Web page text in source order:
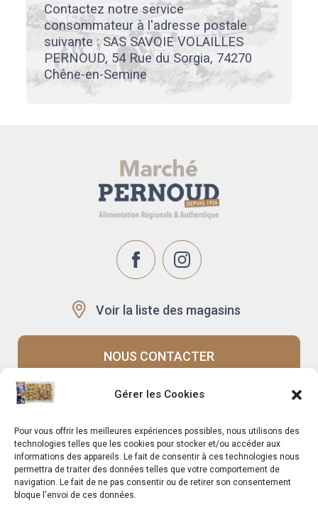
Gérer les Cookies
Pour vous offrir les meilleures expériences possibles, nous utilisons des
technologies telles que les cookies pour stocker et/ou accéder aux
informations des appareils. Le fait de consentir à ces technologies nous
permettra de traiter des données telles que votre comportement de
navigation. Le fait de ne pas consentir ou de retirer son consentement
bloque l'envoi de ces données.
Contactez notre service
consommateur à l'adresse postale
suivante : SAS SAVOIE VOLAILLES
PERNOUD, 54 Rue du Sorgia, 74270
Chêne-en-Semine
Voir la liste des magasins
NOUS CONTACTER
Rappels produits
Le Mag